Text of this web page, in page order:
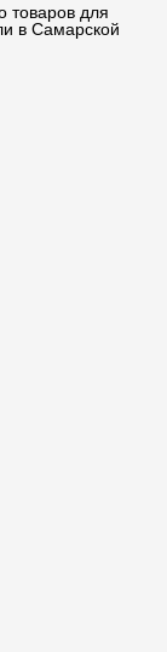
товаров для
в Самарской